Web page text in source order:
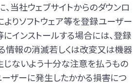
当社ウェブサイトからのダウンロ
りソフトウェア等を登録ユーザー
インストールする場合には、登録
情報の消滅若しくは改変又は機器
じないよう十分な注意を払うもの
ーザーに発生したかかる損害につ